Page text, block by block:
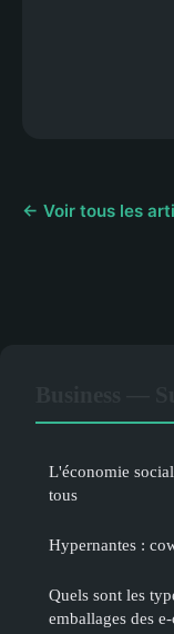
← Voir tous les
L'économie
tous
Hypernantes :
Quels sont les
emballages des